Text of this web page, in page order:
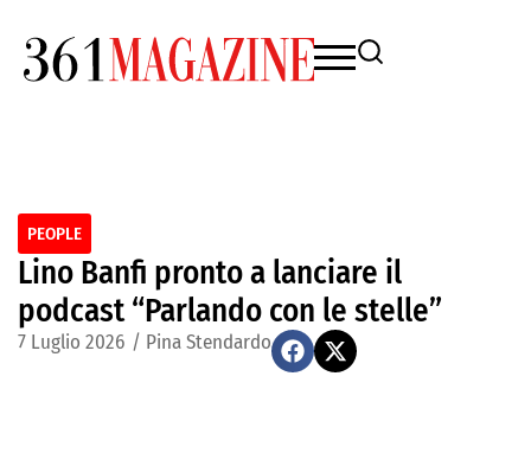
PEOPLE
Lino Banfi pronto a lanciare il
podcast “Parlando con le stelle”
7 Luglio 2026 / Pina Stendardo